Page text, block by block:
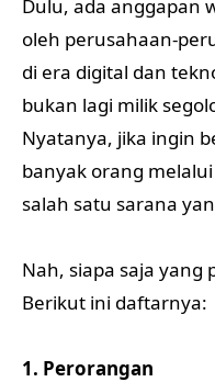
Dulu, ada anggapan
oleh perusahaan-
di era digital dan
bukan lagi milik
Nyatanya, jika ingin
banyak orang
salah satu sarana
Nah, siapa saja yang
Berikut ini daftarnya:
1. Perorangan